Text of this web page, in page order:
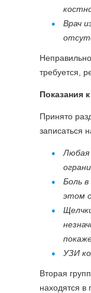
Врач
требуется,
Показания
Принято
записаться
Любая
Боль
этом
УЗИ
Вторая
находятся